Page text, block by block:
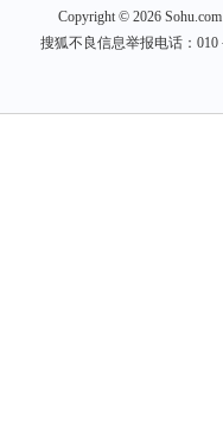
Copyright © 2026
搜狐不良信息举报电话：010